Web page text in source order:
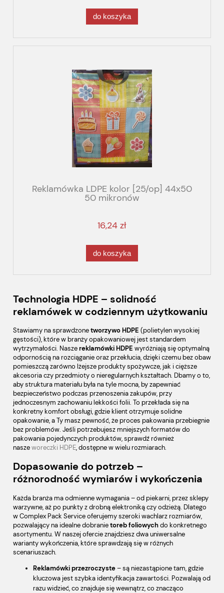
do koszyka
Reklamówka LDPE kolor [25/op] 44x50
50 mikronów
16,24 zł
do koszyka
Technologia HDPE – solidność
reklamówek w codziennym użytkowaniu
Stawiamy na sprawdzonetworzywo HDPE (polietylen wysokiej
gęstości), które w branży opakowaniowej jest standardem
wytrzymałości. Naszereklamówki HDPE wyróżniają się optymalną
odpornością na rozciąganie oraz przekłucia, dzięki czemu bez obaw
pomieszczą zarówno lżejsze produkty spożywcze, jak i cięższe
akcesoria czy przedmioty o nieregularnych kształtach. Dbamy o to,
aby struktura materiału była na tyle mocna, by zapewniać
bezpieczeństwo podczas przenoszenia zakupów, przy
jednoczesnym zachowaniu lekkości folii. To przekłada się na
konkretny komfort obsługi, gdzie klient otrzymuje solidne
opakowanie, a Ty masz pewność, że proces pakowania przebiegnie
bez problemów. Jeśli potrzebujesz mniejszych formatów do
pakowania pojedynczych produktów, sprawdź również
naszeworeczki HDPE, dostępne w wielu rozmiarach.
Dopasowanie do potrzeb –
różnorodność wymiarów i wykończenia
Każda branża ma odmienne wymagania – od piekarni, przez sklepy
warzywne, aż po punkty z drobną elektroniką czy odzieżą. Dlatego
w Complex Pack Service oferujemy szeroki wachlarz rozmiarów,
pozwalający na idealne dobranietoreb foliowychdo konkretnego
asortymentu. W naszej ofercie znajdziesz dwa uniwersalne
warianty wykończenia, które sprawdzają się w różnych
scenariuszach.
Reklamówki przezroczyste– są niezastąpione tam, gdzie
kluczowa jest szybka identyfikacja zawartości. Pozwalają od
razu widzieć, co znajduje się wewnątrz, co znacząco